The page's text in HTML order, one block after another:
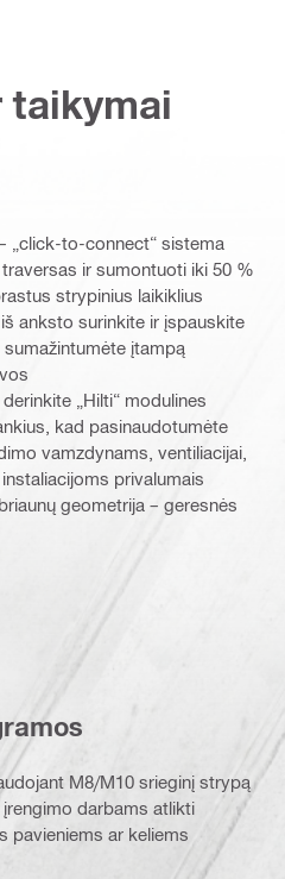
taikymai
„click-to-connect“ sistema
ir sumontuoti iki 50 %
strypinius laikiklius
anksto surinkite ir įspauskite
įtampą
„Hilti“ modulines
kad pasinaudotumėte
vamzdynams, ventiliacijai,
privalumais
geometrija – geresnės
M8/M10 srieginį strypą
darbams atlikti
pavieniems ar keliems